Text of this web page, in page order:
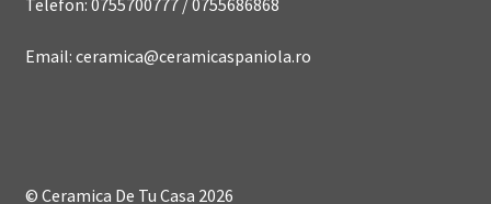
Email: ceramica@ceramicaspaniola.ro
© Ceramica De Tu Casa 2026